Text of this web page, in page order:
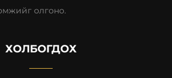
олгоно.
ХОЛБОГДОХ